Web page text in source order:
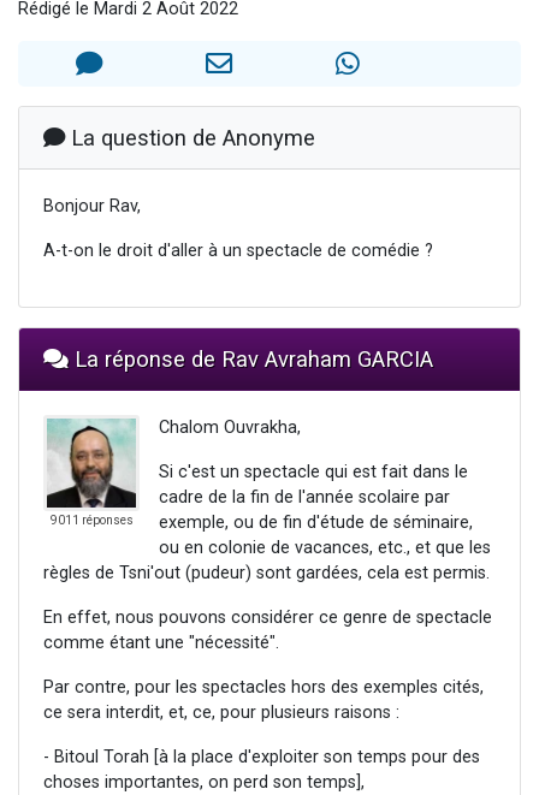
30 personnes viennent de faire un don pour Sauvez la jambe de Yohan
12 nouvelles musiques dans Torah-Box Music
29 personnes viennent de demander une bénédiction
Rédigé le Mardi 2 Août 2022
La question de Anonyme
Bonjour Rav,
A-t-on le droit d'aller à un spectacle de comédie ?
La réponse de Rav Avraham GARCIA
9011 réponses
Chalom Ouvrakha,
Si c'est un spectacle qui est fait dans le
cadre de la fin de l'année scolaire par
exemple, ou de fin d'étude de séminaire,
ou en colonie de vacances, etc., et que les
règles de Tsni'out (pudeur) sont gardées, cela est permis.
En effet, nous pouvons considérer ce genre de spectacle
comme étant une "nécessité".
Par contre, pour les spectacles hors des exemples cités,
ce sera interdit, et, ce, pour plusieurs raisons :
- Bitoul Torah [à la place d'exploiter son temps pour des
choses importantes, on perd son temps],